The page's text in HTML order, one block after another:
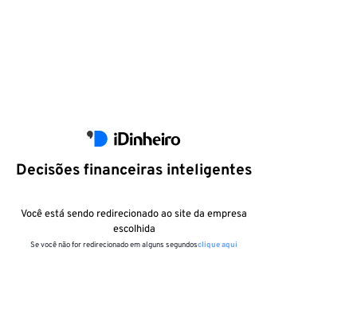
Decisões financeiras inteligentes
Você está sendo redirecionado ao site da empresa
escolhida
Se você não for redirecionado em alguns segundosclique aqui